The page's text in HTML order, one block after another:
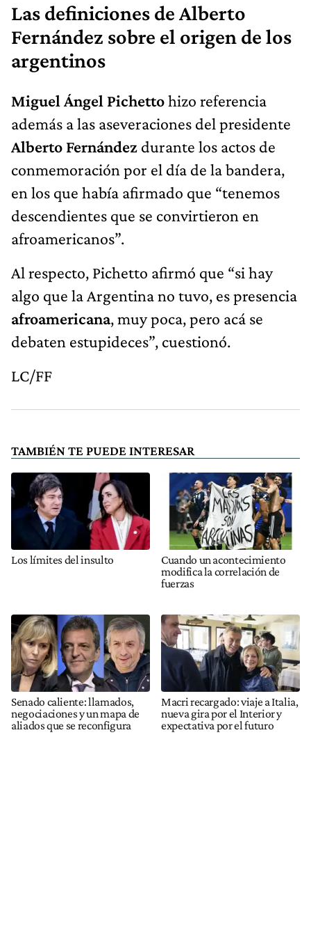
Las definiciones de Alberto
Fernández sobre el origen de los
argentinos
Miguel Ángel Pichettohizo referencia
además a las aseveraciones del presidente
Alberto Fernández durante los actos de
conmemoración por el día de la bandera,
en los que había afirmado que “tenemos
descendientes que se convirtieron en
afroamericanos”.
Al respecto, Pichetto afirmó que “si hay
algo que la Argentina no tuvo, es presencia
afroamericana, muy poca, pero acá se
debaten estupideces”, cuestionó.
LC/FF
TAMBIÉN TE PUEDE INTERESAR
Los límites del insulto
Cuando un acontecimiento
modifica la correlación de
fuerzas
Senado caliente: llamados,
negociaciones y un mapa de
aliados que se reconfigura
Macri recargado: viaje a Italia,
nueva gira por el Interior y
expectativa por el futuro